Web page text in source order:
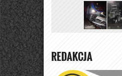
REDAKCJA